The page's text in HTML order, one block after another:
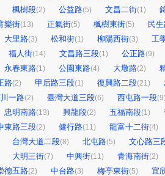
楓樹段(2) 公益路(5) 文昌二街(1)
樂街(13) 正氣街(5) 楓樹東街(5)
民
大里路(3) 松和街(1) 柳陽西街(3)
工
福人街(14) 文昌路三段(1) 公正路(9)
永春東路(1) 公園東路(4) 大墩路(2)
路(2) 甲后路三段(1) 復興路二段(21)
一路(2) 臺灣大道三段(6) 西屯路一段
忠明南路(13) 興龍段(2) 五福南段(1)
東路三段(2) 健行路(11) 龍富十二街(4)
台灣大道二段(8) 北屯路(5)
文心路三
大明三街(7) 中興街(11) 青海南街(2)
德五路(2) 中台路(3) 梅亭東街(5)
宜